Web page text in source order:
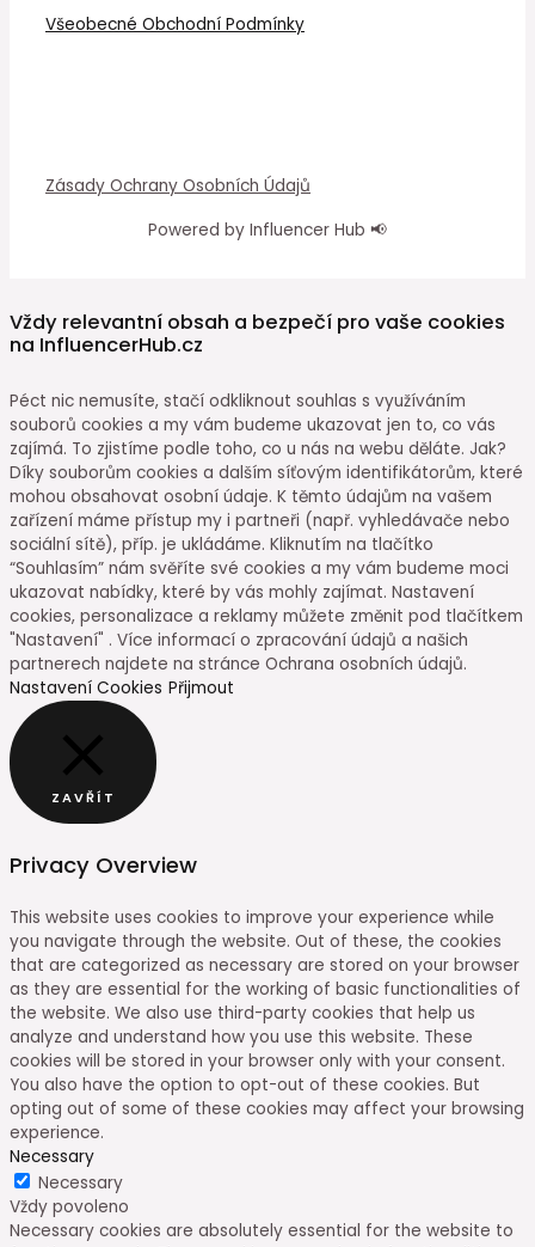
Všeobecné Obchodní Podmínky
Zásady Ochrany Osobních Údajů
Powered by Influencer Hub 📢
Vždy relevantní obsah a bezpečí pro vaše cookies
na InfluencerHub.cz
Péct nic nemusíte, stačí odkliknout souhlas s využíváním
souborů cookies a my vám budeme ukazovat jen to, co vás
zajímá. To zjistíme podle toho, co u nás na webu děláte. Jak?
Díky souborům cookies a dalším síťovým identifikátorům, které
mohou obsahovat osobní údaje. K těmto údajům na vašem
zařízení máme přístup my i partneři (např. vyhledávače nebo
sociální sítě), příp. je ukládáme. Kliknutím na tlačítko
“Souhlasím” nám svěříte své cookies a my vám budeme moci
ukazovat nabídky, které by vás mohly zajímat. Nastavení
cookies, personalizace a reklamy můžete změnit pod tlačítkem
"Nastavení" . Více informací o zpracování údajů a našich
partnerech najdete na stránce Ochrana osobních údajů.
Nastavení Cookies Přijmout
ZAVŘÍT
Privacy Overview
This website uses cookies to improve your experience while
you navigate through the website. Out of these, the cookies
that are categorized as necessary are stored on your browser
as they are essential for the working of basic functionalities of
the website. We also use third-party cookies that help us
analyze and understand how you use this website. These
cookies will be stored in your browser only with your consent.
You also have the option to opt-out of these cookies. But
opting out of some of these cookies may affect your browsing
experience.
Necessary
Necessary
Vždy povoleno
Necessary cookies are absolutely essential for the website to